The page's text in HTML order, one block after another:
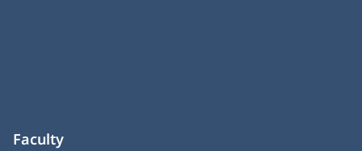
Faculty